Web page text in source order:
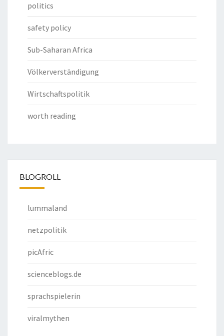
politics
safety policy
Sub-Saharan Africa
Völkerverständigung
Wirtschaftspolitik
worth reading
BLOGROLL
lummaland
netzpolitik
picAfric
scienceblogs.de
sprachspielerin
viralmythen